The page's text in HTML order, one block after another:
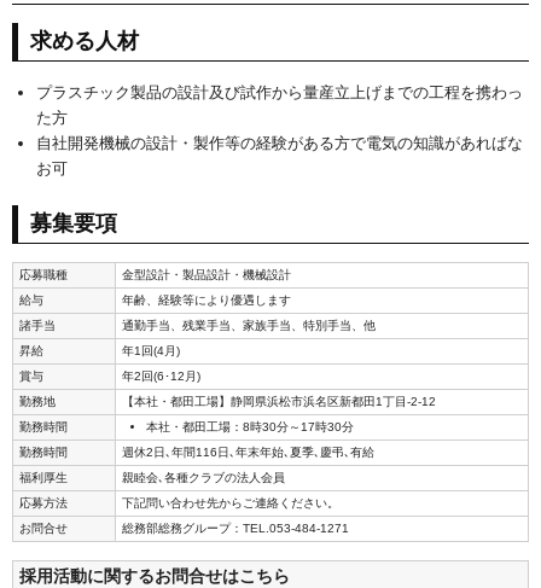
求める人材
プラスチック製品の設計及び試作から量産立上げまでの工程を携わっ
た方
自社開発機械の設計・製作等の経験がある方で電気の知識があればな
お可
募集要項
応募職種
金型設計・製品設計・機械設計
給与
年齢、経験等により優遇します
諸手当
通勤手当、残業手当、家族手当、特別手当、他
昇給
年1回(4月)
賞与
年2回(6･12月)
勤務地
【本社・都田工場】静岡県浜松市浜名区新都田1丁目-2-12
勤務時間
本社・都田工場：8時30分～17時30分
勤務時間
週休2日､年間116日､年末年始､夏季､慶弔､有給
福利厚生
親睦会､各種クラブの法人会員
応募方法
下記問い合わせ先からご連絡ください。
お問合せ
総務部総務グループ：TEL.053-484-1271
採用活動に関するお問合せはこちら